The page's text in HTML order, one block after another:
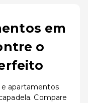
em
o
e apartamentos
Compare